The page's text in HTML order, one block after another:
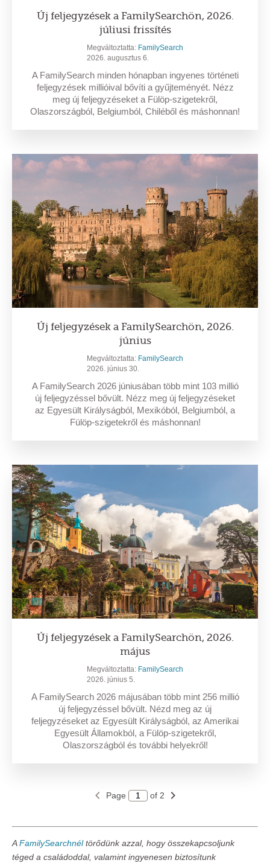
Új feljegyzések a FamilySearchön, 2026.
júliusi frissítés
Megváltoztatta: FamilySearch
2026. augusztus 6.
A FamilySearch minden hónapban ingyenes történeti
feljegyzések millióival bővíti a gyűjteményét. Nézz
meg új feljegyzéseket a Fülöp-szigetekről,
Olaszországból, Belgiumból, Chiléből és máshonnan!
Új feljegyzések a FamilySearchön, 2026.
június
Megváltoztatta: FamilySearch
2026. június 30.
A FamilySearch 2026 júniusában több mint 103 millió
új feljegyzéssel bővült. Nézz meg új feljegyzéseket
az Egyesült Királyságból, Mexikóból, Belgiumból, a
Fülöp-szigetekről és máshonnan!
Új feljegyzések a FamilySearchön, 2026.
május
Megváltoztatta: FamilySearch
2026. június 5.
A FamilySearch 2026 májusában több mint 256 millió
új feljegyzéssel bővült. Nézd meg az új
feljegyzéseket az Egyesült Királyságból, az Amerikai
Egyesült Államokból, a Fülöp-szigetekről,
Olaszországból és további helyekről!
Page of 2
AFamilySearchnéltörődünk azzal, hogy összekapcsoljunk
téged a családoddal, valamint ingyenesen biztosítunk